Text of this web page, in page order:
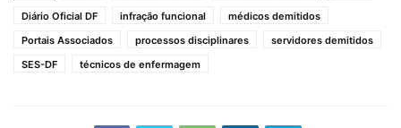
Diário Oficial DF
infração funcional
médicos demitidos
Portais Associados
processos disciplinares
servidores demitidos
SES-DF
técnicos de enfermagem